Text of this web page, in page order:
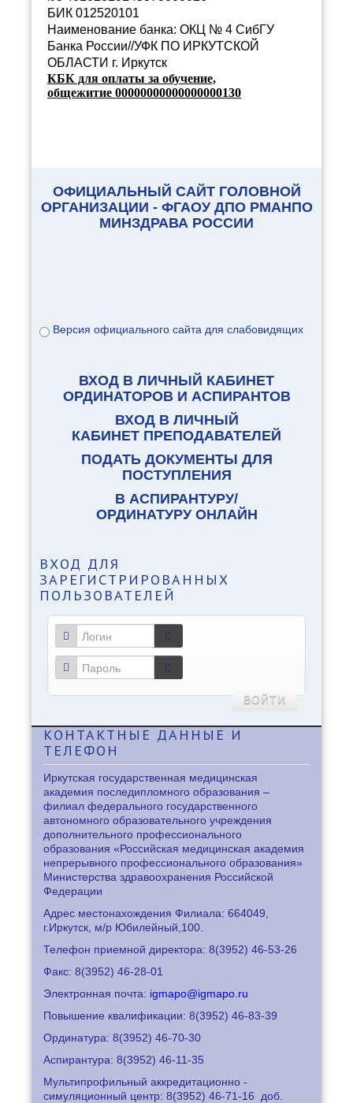
БИК 012520101
Наименование банка: ОКЦ № 4 СибГУ
Банка России//УФК ПО ИРКУТСКОЙ
ОБЛАСТИ г. Иркутск
КБК для оплаты за обучение,
общежитие 00000000000000000130
ОФИЦИАЛЬНЫЙ САЙТ ГОЛОВНОЙ
ОРГАНИЗАЦИИ - ФГАОУ ДПО РМАНПО
МИНЗДРАВА РОССИИ
Версия официального сайта для слабовидящих
ВХОД В ЛИЧНЫЙ КАБИНЕТ
ОРДИНАТОРОВ И АСПИРАНТОВ
ВХОД В ЛИЧНЫЙ
КАБИНЕТ ПРЕПОДАВАТЕЛЕЙ
ПОДАТЬ ДОКУМЕНТЫ ДЛЯ
ПОСТУПЛЕНИЯ
В АСПИРАНТУРУ/
ОРДИНАТУРУ ОНЛАЙН
ВХОД ДЛЯ
ЗАРЕГИСТРИРОВАННЫХ
ПОЛЬЗОВАТЕЛЕЙ
ВОЙТИ
КОНТАКТНЫЕ ДАННЫЕ И
ТЕЛЕФОН
Иркутская государственная медицинская
академия последипломного образования –
филиал федерального государственного
автономного образовательного учреждения
дополнительного профессионального
образования «Российская медицинская академия
непрерывного профессионального образования»
Министерства здравоохранения Российской
Федерации
Адрес местонахождения Филиала: 664049,
г.Иркутск, м/р Юбилейный,100.
Телефон приемной директора: 8(3952) 46-53-26
Факс: 8(3952) 46-28-01
Электронная почта: igmapo@igmapo.ru
Повышение квалификации: 8(3952) 46-83-39
Ординатура: 8(3952) 46-70-30
Аспирантура: 8(3952) 46-11-35
Мультипрофильный аккредитационно -
симуляционный центр: 8(3952) 46-71-16
доб.